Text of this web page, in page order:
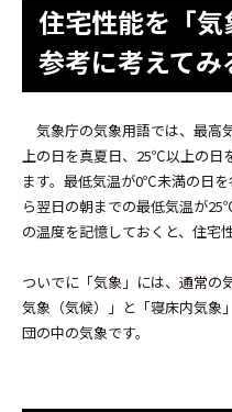
住宅性能を「
参考に考えてみ
気象庁の気象用語では、最
上の日を真夏日、25℃以上の日
ます。最低気温が0℃未満の日
ら翌日の朝までの最低気温が
の温度を記憶しておくと、住宅
ついでに「気象」には、通常の
気象（気候）」と「寝床内気象
団の中の気象です。